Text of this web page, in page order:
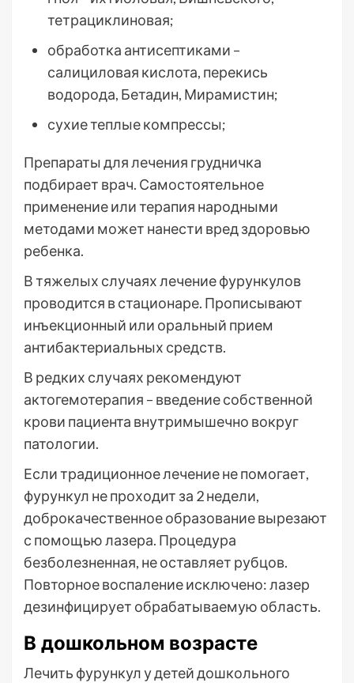
тетрациклиновая;
обработка антисептиками –
салициловая кислота, перекись
водорода, Бетадин, Мирамистин;
сухие теплые компрессы;
Препараты для лечения грудничка
подбирает врач. Самостоятельное
применение или терапия народными
методами может нанести вред здоровью
ребенка.
В тяжелых случаях лечение фурункулов
проводится в стационаре. Прописывают
инъекционный или оральный прием
антибактериальных средств.
В редких случаях рекомендуют
актогемотерапия – введение собственной
крови пациента внутримышечно вокруг
патологии.
Если традиционное лечение не помогает,
фурункул не проходит за 2 недели,
доброкачественное образование вырезают
с помощью лазера. Процедура
безболезненная, не оставляет рубцов.
Повторное воспаление исключено: лазер
дезинфицирует обрабатываемую область.
В дошкольном возрасте
Лечить фурункул у детей дошкольного